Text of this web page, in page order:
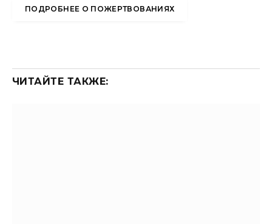
ПОДРОБНЕЕ О ПОЖЕРТВОВАНИЯХ
ЧИТАЙТЕ ТАКЖЕ: